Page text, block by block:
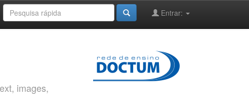
Entrar:
images,